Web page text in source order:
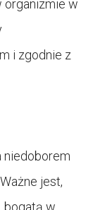
organizmie w
i zgodnie z
niedoborem
jest,
bogatą w